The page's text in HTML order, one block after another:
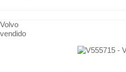
Volvo
vendido